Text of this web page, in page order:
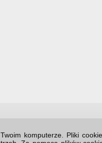
komputerze. Pliki